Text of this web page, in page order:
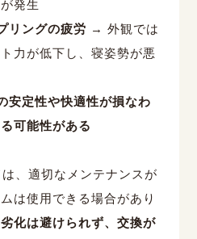
発生
リングの疲労 → 外観では
力が低下し、寝姿勢が悪
安定性や快適性が損なわ
可能性がある
、適切なメンテナンスが
は使用できる場合があり
化は避けられず、交換が